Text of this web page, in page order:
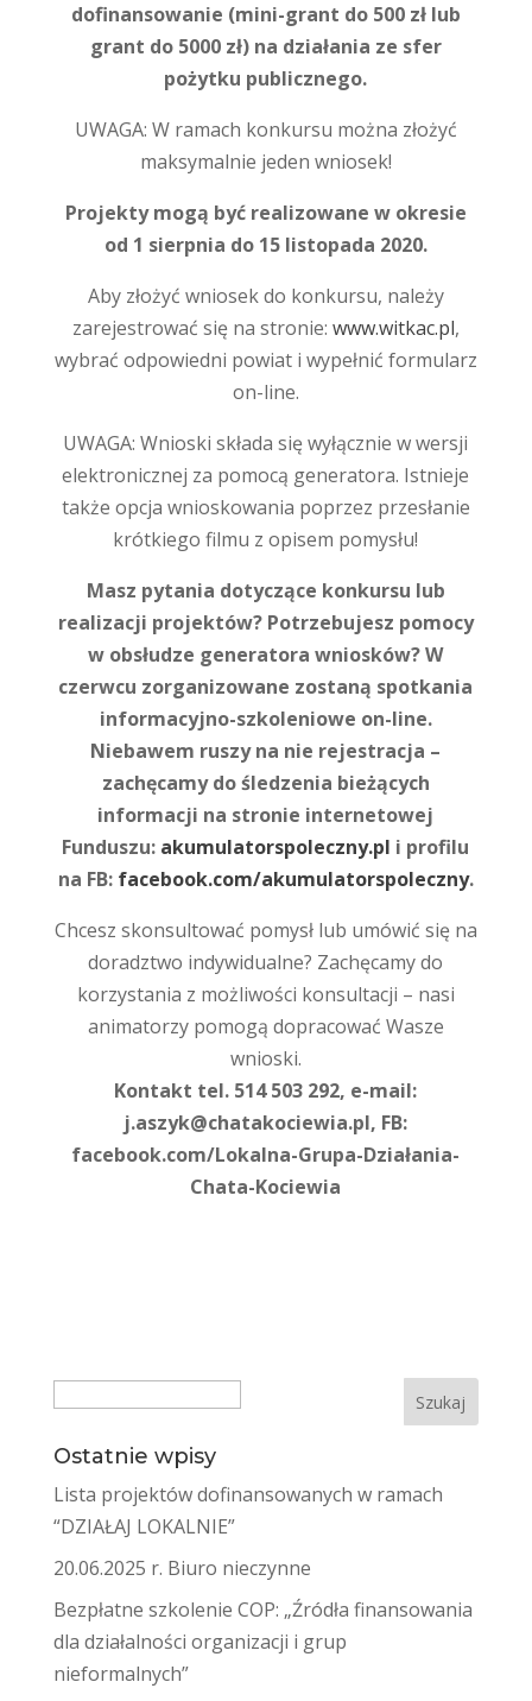
dofinansowanie (mini-grant do 500 zł lub
grant do 5000 zł) na działania ze sfer
pożytku publicznego.
UWAGA: W ramach konkursu można złożyć
maksymalnie jeden wniosek!
Projekty mogą być realizowane w okresie
od 1 sierpnia do 15 listopada 2020.
Aby złożyć wniosek do konkursu, należy
zarejestrować się na stronie: www.witkac.pl,
wybrać odpowiedni powiat i wypełnić formularz
on-line.
UWAGA: Wnioski składa się wyłącznie w wersji
elektronicznej za pomocą generatora. Istnieje
także opcja wnioskowania poprzez przesłanie
krótkiego filmu z opisem pomysłu!
Masz pytania dotyczące konkursu lub
realizacji projektów? Potrzebujesz pomocy
w obsłudze generatora wniosków? W
czerwcu zorganizowane zostaną spotkania
informacyjno-szkoleniowe on-line.
Niebawem ruszy na nie rejestracja –
zachęcamy do śledzenia bieżących
informacji na stronie internetowej
Funduszu: akumulatorspoleczny.pl i profilu
na FB: facebook.com/akumulatorspoleczny.
Chcesz skonsultować pomysł lub umówić się na
doradztwo indywidualne? Zachęcamy do
korzystania z możliwości konsultacji – nasi
animatorzy pomogą dopracować Wasze
wnioski.
Kontakt tel. 514 503 292, e-mail:
j.aszyk@chatakociewia.pl, FB:
facebook.com/Lokalna-Grupa-Działania-
Chata-Kociewia
Ostatnie wpisy
Lista projektów dofinansowanych w ramach
“DZIAŁAJ LOKALNIE”
20.06.2025 r. Biuro nieczynne
Bezpłatne szkolenie COP: „Źródła finansowania
dla działalności organizacji i grup
nieformalnych”